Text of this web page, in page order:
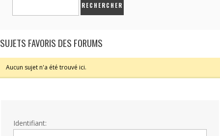
SUJETS FAVORIS DES FORUMS
Aucun sujet n'a été trouvé ici.
Identifiant: